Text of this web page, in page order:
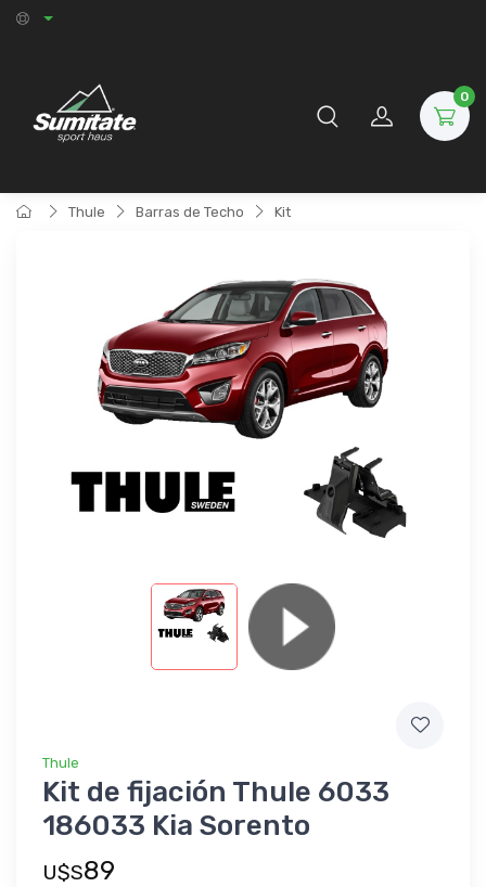
0
Thule Barras de Techo Kit
Thule
Kit de fijación Thule 6033
186033 Kia Sorento
U$S89